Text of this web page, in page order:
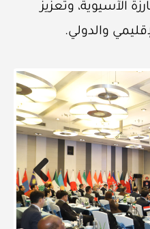
الآسيوية، وتعزيز
والدولي.
Previous